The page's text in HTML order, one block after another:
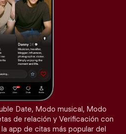
Date, Modo musical, Modo
de relación y Verificación con
app de citas más popular del